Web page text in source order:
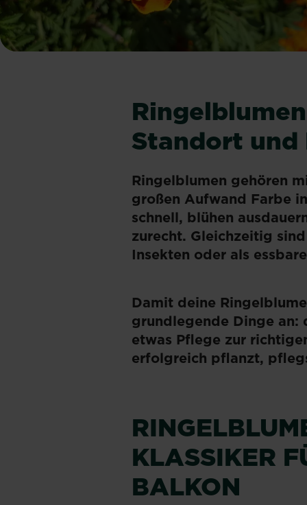
Standort und
Ringelblumen gehören
großen Aufwand Farbe
schnell, blühen
zurecht. Gleichzeitig
Insekten oder als
Damit deine
grundlegende Dinge an:
etwas Pflege zur
erfolgreich pflanzt,
KLASSIKER
BALKON